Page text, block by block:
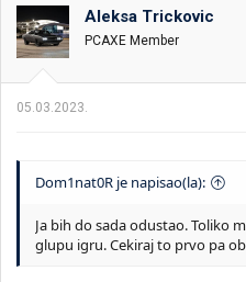
o
v
a
n
:
Aleksa Trickovic
PCAXE Member
05.03.2023.
Dom1nat0R je napisao(la):
Ja bih do sada odustao. Toliko
glupu igru. Cekiraj to prvo pa